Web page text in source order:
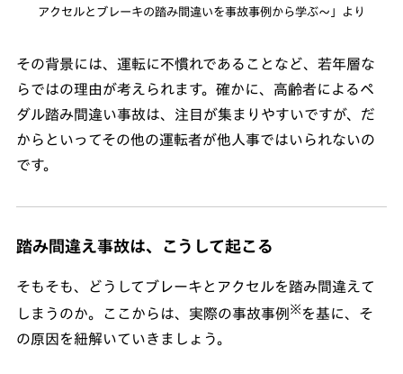
アクセルとブレーキの踏み間違いを事故事例から学ぶ～」より
その背景には、運転に不慣れであることなど、若年層な
らではの理由が考えられます。確かに、高齢者によるペ
ダル踏み間違い事故は、注目が集まりやすいですが、だ
からといってその他の運転者が他人事ではいられないの
です。
踏み間違え事故は、こうして起こる
そもそも、どうしてブレーキとアクセルを踏み間違えて
しまうのか。ここからは、実際の事故事例 ※ を基に、そ
の原因を紐解いていきましょう。